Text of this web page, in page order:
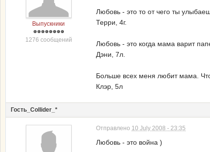
Выпускники
1276 сообщений
Любовь - это то от чего ты
Терри, 4г.
Любовь - это когда мама варит
Дэни, 7л.
Больше всех меня любит мама.
Клэр, 5л
Гость_Collider_*
Отправлено 10 July 2008 - 23:35
Любовь - это война )